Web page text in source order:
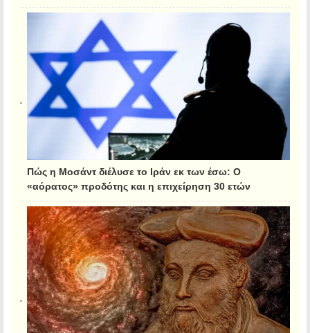
Πώς η Μοσάντ διέλυσε το Ιράν εκ των έσω: Ο
«αόρατος» προδότης και η επιχείρηση 30 ετών